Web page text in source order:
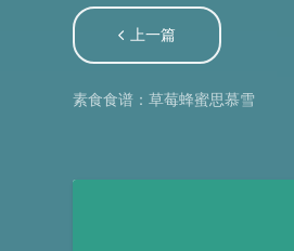
上一篇
素食食谱：草莓蜂蜜思慕雪